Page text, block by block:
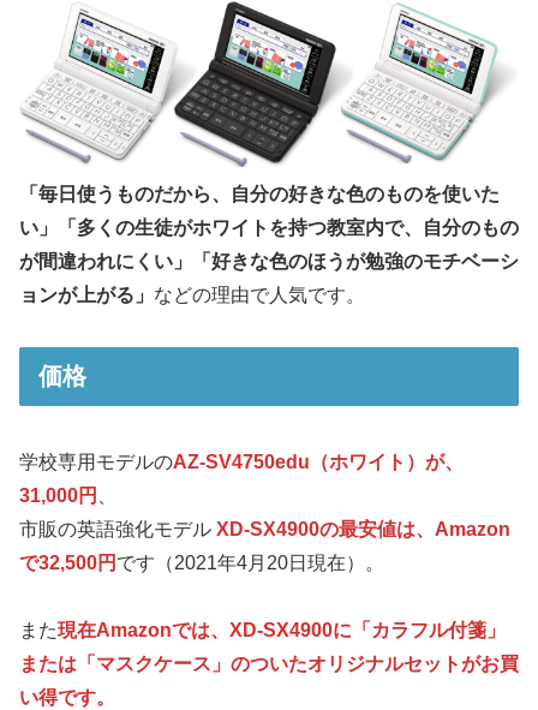
「毎日使うものだから、自分の好きな色のものを使いた
い」「多くの生徒がホワイトを持つ教室内で、自分のもの
が間違われにくい」「好きな色のほうが勉強のモチベーシ
ョンが上がる」 などの理由で人気です。
価格
学校専用モデルのAZ-SV4750edu（ホワイト）が、
31,000円
市販の英語強化モデル XD-SX4900の最安値は、Amazon
で32,500円 です（2021年4月20日現在）。
また現在Amazonでは、XD-SX4900に「カラフル付箋」
または「マスクケース」のついたオリジナルセットがお買
い得です。